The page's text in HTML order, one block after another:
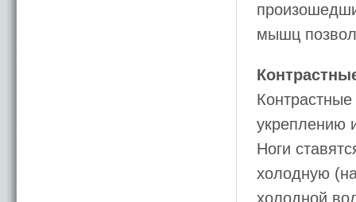
мышц
укреплению
Ноги
холодную
холодной